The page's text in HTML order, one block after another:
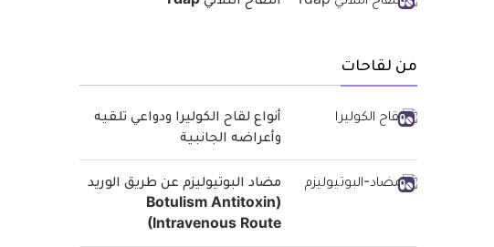
من لقاحات
أنواع لقاح الكوليرا ودواعي تلقيه
وأعراضه الجانبية
مضاد البوتيوليزم عن طريق الوريد
(Botulism Antitoxin
(Intravenous Route